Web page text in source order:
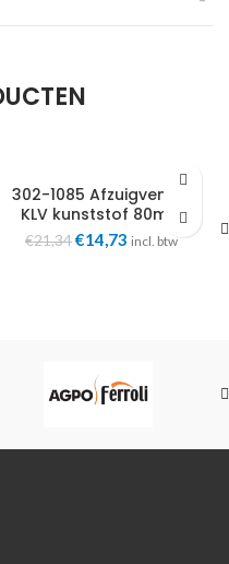
302-1085 Afzuigventiel
KLV kunststof 80mm
grijswit ral 9002
€21,34Oorspronkelijke
€14,73 Huidige
incl. btw